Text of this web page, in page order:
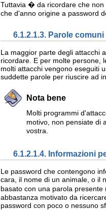
Tuttavia � da ricordare che non
che d'anno origine a password
6.1.2.1.3. Parole comuni
La maggior parte degli attacchi
ricordare. E per molte persone,
molti attacchi vengono eseguiti
suddette parole per riuscire ad
Nota bene
Molti programmi
motivo, non pensiate di
vostra.
6.1.2.1.4. Informazioni
Le password che contengono
cara, il nome di un animale, o il
basato con una parola
abbastanza motivato da
password con poco o nessuno